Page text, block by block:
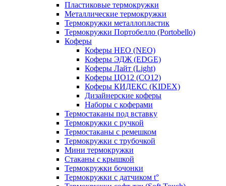
Пластиковые термокружки
Металлические термокружки
Термокружки металлопластик
Термокружки Портобелло (Portobello)
Коферы
Коферы НЕО (NEO)
Коферы ЭДЖ (EDGE)
Коферы Лайт (Light)
Коферы ЦО12 (CO12)
Коферы КИДЕКС (KIDEX)
Дизайнерские коферы
Наборы с коферами
Термостаканы под вставку
Термокружки с ручкой
Термостаканы с ремешком
Термокружки с трубочкой
Мини термокружки
Стаканы с крышкой
Термокружки бочонки
Термокружки с датчиком t°